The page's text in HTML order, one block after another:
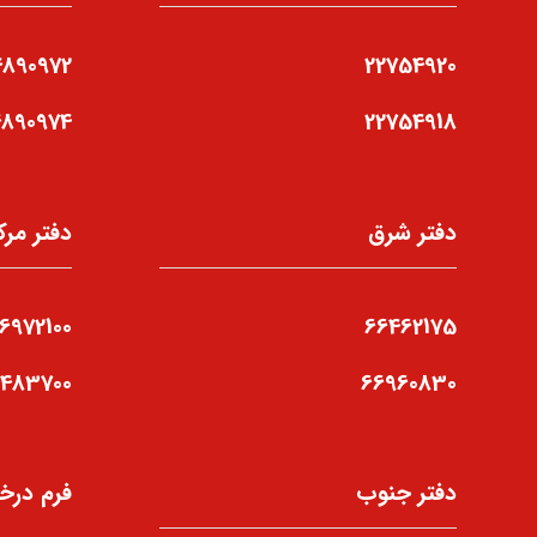
22754920
22754918
دفتر شرق
66462175
66960830
دفتر جنوب
دفتر
فرم